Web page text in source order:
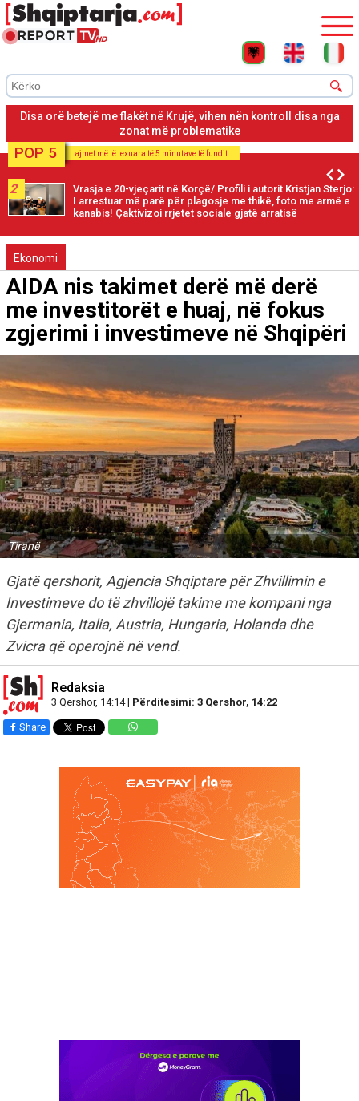
Situata drejt përmirësimit, nuk rrezikohen banesat, banorët
janë evakuuar nga shtëpitë
POP 5 Lajmet më të lexuara të 5 minutave të fundit
2
Vrasja e 20-vjeçarit në Korçë/ Profili i autorit Kristjan Sterjo:
I arrestuar më parë për plagosje me thikë, foto me armë e
kanabis! Çaktivizoi rrjetet sociale gjatë arratisë
Ekonomi
AIDA nis takimet derë më derë
me investitorët e huaj, në fokus
zgjerimi i investimeve në Shqipëri
Tiranë
Gjatë qershorit, Agjencia Shqiptare për Zhvillimin e
Investimeve do të zhvillojë takime me kompani nga
Gjermania, Italia, Austria, Hungaria, Holanda dhe
Zvicra që operojnë në vend.
Redaksia
3 Qershor, 14:14 | Përditesimi: 3 Qershor, 14:22
Share